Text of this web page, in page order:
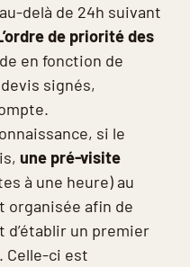
delà de 24h suivant
de priorité des
en fonction de
signés,
si le
une pré-visite
à une heure) au
organisée afin de
d’établir un premier
Celle-ci est